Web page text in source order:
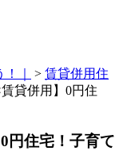
｜ > 賃貸併用住
賃貸併用】0円住
円住宅！子育て